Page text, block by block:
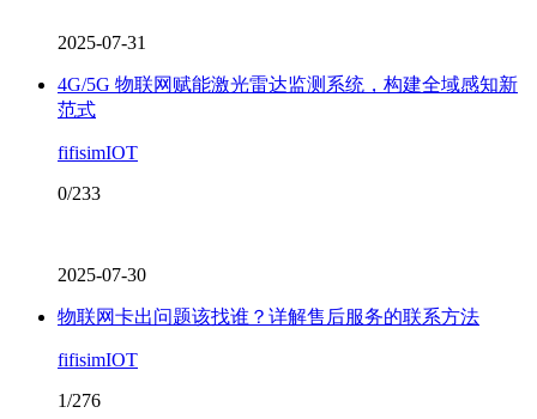
2025-07-31
4G/5G 物联网赋能激光雷达监测系统，构建全域感知新
范式
fifisimIOT
0/233
2025-07-30
物联网卡出问题该找谁？详解售后服务的联系方法
fifisimIOT
1/276